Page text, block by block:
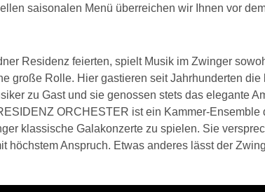
saisonalen Menü überreichen wir Ihnen vor
Residenz feierten, spielt Musik im Zwinger
große Rolle. Hier gastieren seit Jahrhunderten die
zu Gast und sie genossen stets das elegante
ORCHESTER ist ein Kammer-Ensemble
klassische Galakonzerte zu spielen. Sie
höchstem Anspruch. Etwas anderes lässt der